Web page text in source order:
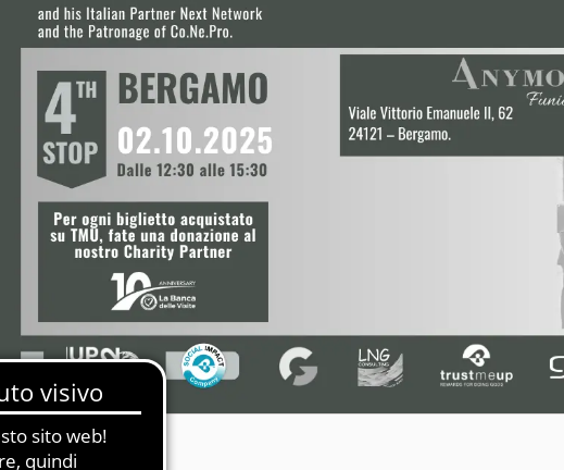
Data Management
Automatizzate
Information Management
Automatizzata Cataloghi
Esperti di Prodotto per Assistenza
Multilingua e Multibrand
Complete in SaaS e PaaS
per schede tecniche